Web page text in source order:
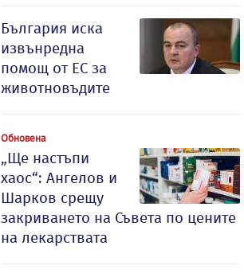
България иска
извънредна
помощ от ЕС за
животновъдите
Обновена
„Ще настъпи
хаос“: Ангелов и
Шарков срещу
закриването на Съвета по цените
на лекарствата